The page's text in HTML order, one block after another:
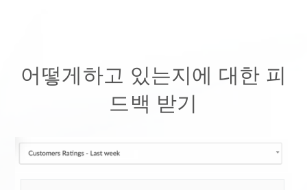
어떻게하고 있는지에 대한 피
드백 받기